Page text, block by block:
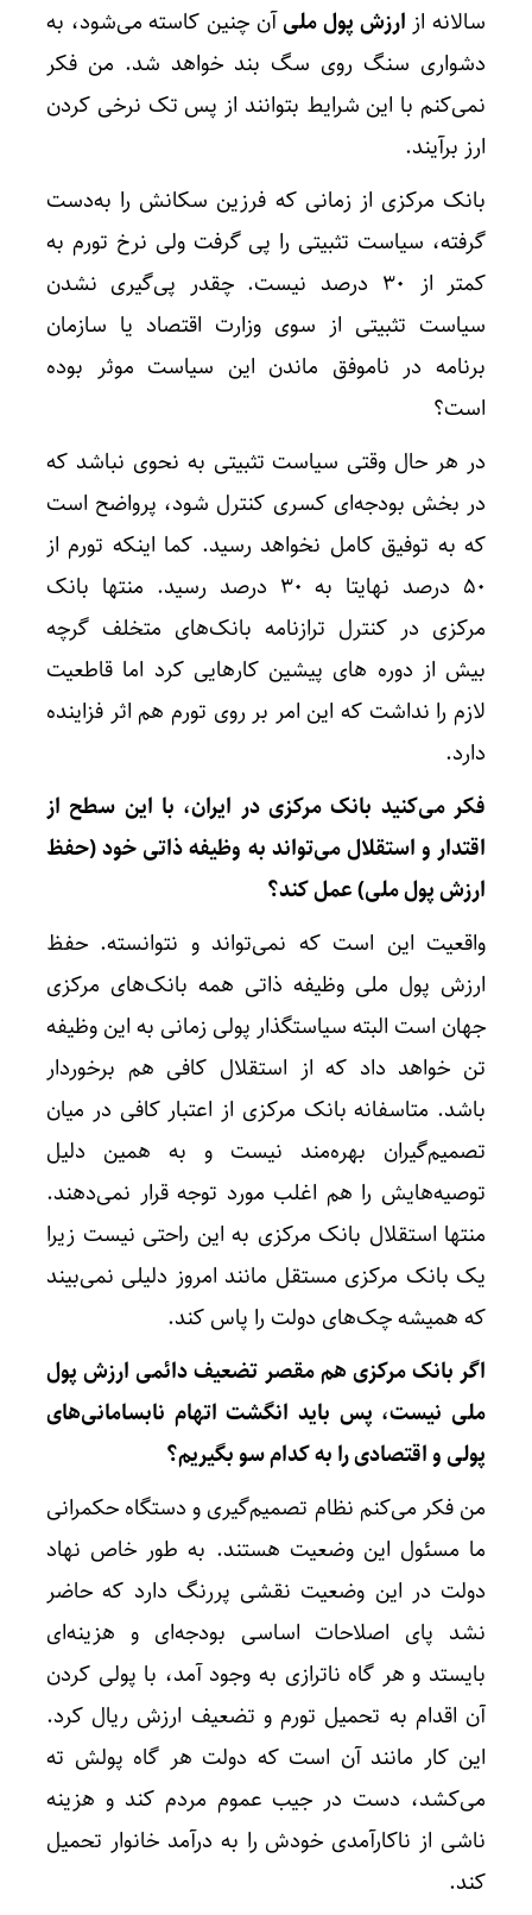
سالانه از ارزش پول ملیآن چنین کاسته می‌شود، به
دشواری سنگ روی سگ بند خواهد شد. من فکر
نمی‌کنم با این شرایط بتوانند از پس تک نرخی کردن
ارز برآیند.
بانک مرکزی از زمانی که فرزین سکانش را به‌دست
گرفته، سیاست تثبیتی را پی گرفت ولی نرخ تورم به
کمتر از ۳۰ درصد نیست. چقدر پی‌گیری نشدن
سیاست تثبیتی از سوی وزارت اقتصاد یا سازمان
برنامه در ناموفق ماندن این سیاست موثر بوده
است؟
در هر حال وقتی سیاست تثبیتی به نحوی نباشد که
در بخش بودجه‌ای کسری کنترل شود، پرواضح است
که به توفیق کامل نخواهد رسید. کما اینکه تورم از
۵۰ درصد نهایتا به ۳۰ درصد رسید. منتها بانک
مرکزی در کنترل ترازنامه بانک‌های متخلف گرچه
بیش از دوره های پیشین کارهایی کرد اما قاطعیت
لازم را نداشت که این امر بر روی تورم هم اثر فزاینده
دارد.
فکر می‌کنید بانک مرکزی در ایران، با این سطح از
اقتدار و استقلال می‌تواند به وظیفه ذاتی خود (حفظ
ارزش پول ملی) عمل کند؟
واقعیت این است که نمی‌تواند و نتوانسته. حفظ
ارزش پول ملی وظیفه ذاتی همه بانک‌های مرکزی
جهان است البته سیاستگذار پولی زمانی به این وظیفه
تن خواهد داد که از استقلال کافی هم برخوردار
باشد. متاسفانه بانک مرکزی از اعتبار کافی در میان
تصمیم‌گیران بهره‌مند نیست و به همین دلیل
توصیه‌هایش را هم اغلب مورد توجه قرار نمی‌دهند.
منتها استقلال بانک مرکزی به این راحتی نیست زیرا
یک بانک مرکزی مستقل مانند امروز دلیلی نمی‌بیند
که همیشه چک‌های دولت را پاس کند.
اگر بانک مرکزی هم مقصر تضعیف دائمی ارزش پول
ملی نیست، پس باید انگشت اتهام نابسامانی‌های
پولی و اقتصادی را به کدام سو بگیریم؟
من فکر می‌کنم نظام تصمیم‌گیری و دستگاه حکمرانی
ما مسئول این وضعیت هستند. به طور خاص نهاد
دولت در این وضعیت نقشی پررنگ دارد که حاضر
نشد پای اصلاحات اساسی بودجه‌ای و هزینه‌ای
بایستد و هر گاه ناترازی به وجود آمد، با پولی کردن
آن اقدام به تحمیل تورم و تضعیف ارزش ریال کرد.
این کار مانند آن است که دولت هر گاه پولش ته
می‌کشد، دست در جیب عموم مردم کند و هزینه
ناشی از ناکارآمدی خودش را به درآمد خانوار تحمیل
کند.